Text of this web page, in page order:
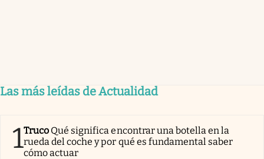
Las más leídas de Actualidad
1Truco Qué significa encontrar una botella en la
rueda del coche y por qué es fundamental saber
cómo actuar